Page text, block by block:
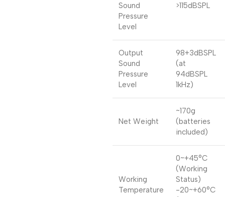
Sound
Pressure
Level
>115dBSPL
Output
Sound
Pressure
Level
98+3dBSPL
(at
94dBSPL
1kHz)
Net Weight
~170g
(batteries
included)
Working
Temperature
0~+45°C
(Working
Status)
-20~+60°C